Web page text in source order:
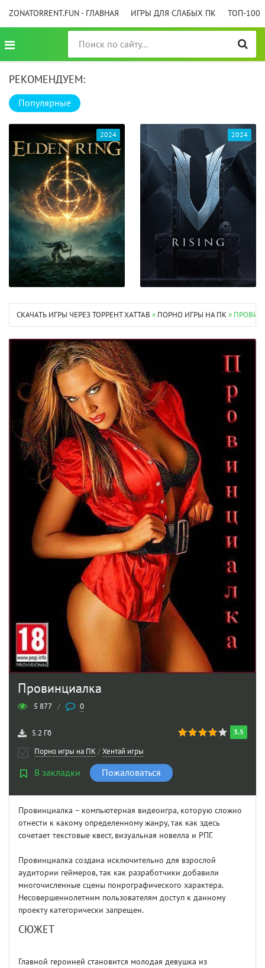
ZONATORRENT.FUN - ГЛАВНАЯ ИГРЫ ДЛЯ СЛАБЫХ ПК ТОП-100
РЕКОМЕНДУЕМ:
Популярные
2024 2024
СКАЧАТЬ ИГРЫ ЧЕРЕЗ ТОРРЕНТ XATTAB » ПОРНО ИГРЫ НА ПК»
Провинциалка
5 877 / 0
3.5
5.2 Гб
Порно игры на ПК/Хентай игры
В закладки Пожаловаться
Провинциалка – компьютерная видеоигра, которую сложно
отнести к какому определенному жанру, так как здесь
сочетает текстовые квест, визуальная новелла и РПГ.
Провинциалка создана исключительно для взрослой
аудитории геймеров, так как разработчики добавили
многочисленные сцены понрографического характера.
Несовершеннолетним пользователям доступ к данному
проекту категорически запрещен.
СЮЖЕТ
Главной героиней становится молодая девушка из